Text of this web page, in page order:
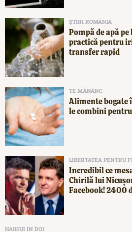
ȘTIRI ROMÂNIA
Pompă de apă
practică pentru
transfer rapid
TE MĂNÂNC
Alimente bogate
le combini
LIBERTATEA PENTRU
Incredibil ce
Chirilă lui
Facebook! 2400
HAIHUI IN DOI